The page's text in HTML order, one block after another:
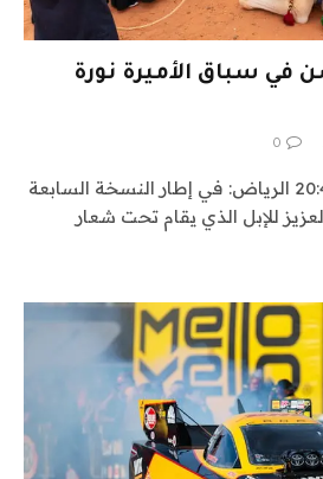
في سباق الأميرة نورة
0
الجمعة، 2023-01-06 20:41 الرياض: في إطار النسخة السابعة
للإبل الذي يقام تحت شعار